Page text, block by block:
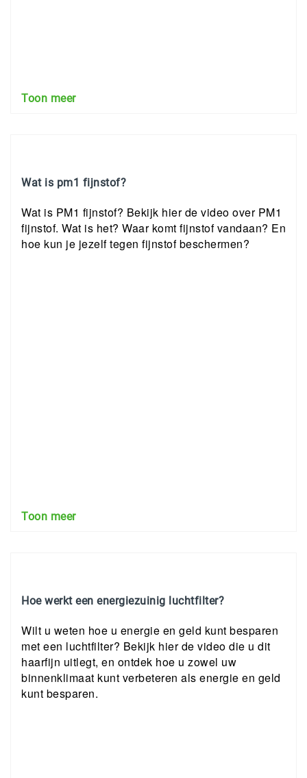
Toon meer
Wat is pm1 fijnstof?
Wat is PM1 fijnstof? Bekijk hier de video over PM1
fijnstof. Wat is het? Waar komt fijnstof vandaan? En
hoe kun je jezelf tegen fijnstof beschermen?
Toon meer
Hoe werkt een energiezuinig luchtfilter?
Wilt u weten hoe u energie en geld kunt besparen
met een luchtfilter? Bekijk hier de video die u dit
haarfijn uitlegt, en ontdek hoe u zowel uw
binnenklimaat kunt verbeteren als energie en geld
kunt besparen.